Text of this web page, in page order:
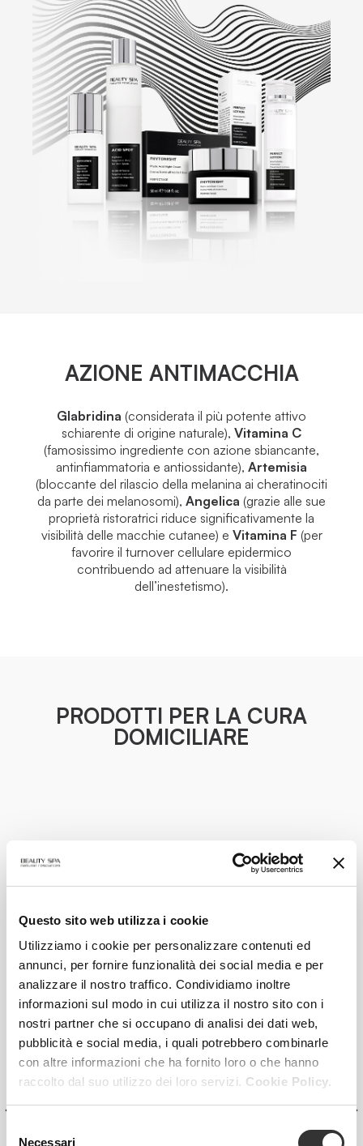
Questo sito web utilizza i cookie
Utilizziamo i cookie per personalizzare contenuti ed
annunci, per fornire funzionalità dei social media e per
analizzare il nostro traffico. Condividiamo inoltre
informazioni sul modo in cui utilizza il nostro sito con i
nostri partner che si occupano di analisi dei dati web,
pubblicità e social media, i quali potrebbero combinarle
con altre informazioni che ha fornito loro o che hanno
raccolto dal suo utilizzo dei loro servizi. Cookie Policy.
Necessari
AZIONE ANTIMACCHIA
Glabridina (considerata il più potente attivo
schiarente di origine naturale), Vitamina C
(famosissimo ingrediente con azione sbiancante,
antinfiammatoria e antiossidante), Artemisia
(bloccante del rilascio della melanina ai cheratinociti
da parte dei melanosomi), Angelica (grazie alle sue
proprietà ristoratrici riduce significativamente la
visibilità delle macchie cutanee) e Vitamina F (per
favorire il turnover cellulare epidermico
contribuendo ad attenuare la visibilità
dell’inestetismo).
PRODOTTI PER LA CURA
DOMICILIARE